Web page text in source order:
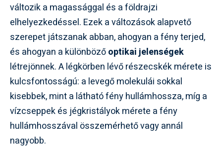
változik a magassággal és a földrajzi
elhelyezkedéssel. Ezek a változások alapvető
szerepet játszanak abban, ahogyan a fény terjed,
és ahogyan a különbözőoptikai jelenségek
létrejönnek. A légkörben lévő részecskék mérete is
kulcsfontosságú: a levegő molekulái sokkal
kisebbek, mint a látható fény hullámhossza, míg a
vízcseppek és jégkristályok mérete a fény
hullámhosszával összemérhető vagy annál
nagyobb.